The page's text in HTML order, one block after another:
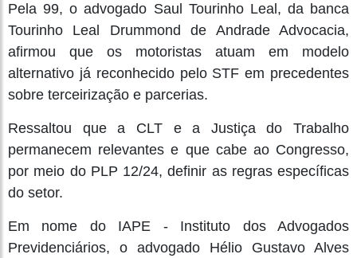
Pela 99, o advogado Saul Tourinho Leal, da banca
Tourinho Leal Drummond de Andrade Advocacia,
afirmou que os motoristas atuam em modelo
alternativo já reconhecido pelo STF em precedentes
sobre terceirização e parcerias.
Ressaltou que a CLT e a Justiça do Trabalho
permanecem relevantes e que cabe ao Congresso,
por meio do PLP 12/24, definir as regras específicas
do setor.
Em nome do IAPE - Instituto dos Advogados
Previdenciários, o advogado Hélio Gustavo Alves